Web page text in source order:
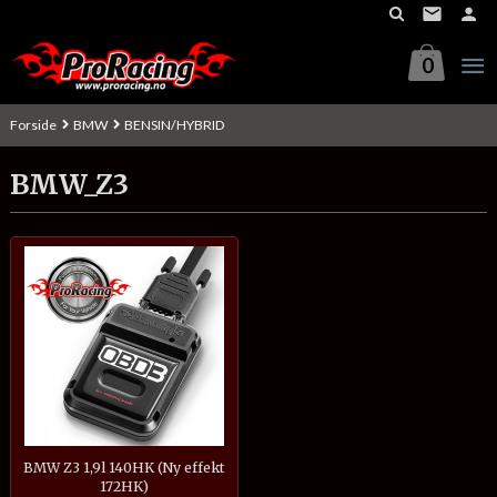
innholdet
0
Forside BMW BENSIN/HYBRID
BMW_Z3
BMW Z3 1,9l 140HK (Ny effekt
172HK)